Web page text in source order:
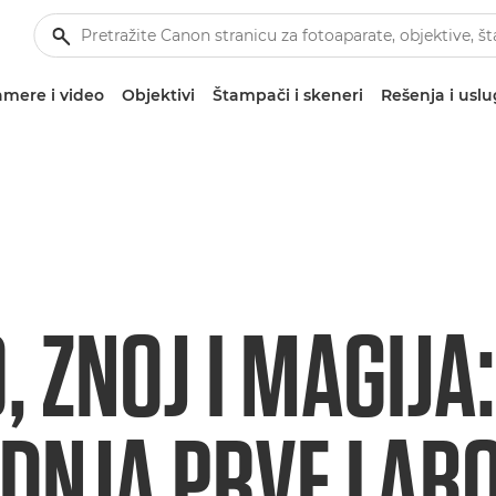
i video Objektivi Štampači i skeneri Rešenja i
ZNOJ I MAGIJA: